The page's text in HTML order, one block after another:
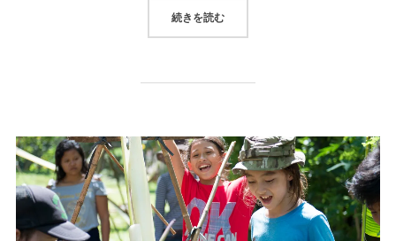
続きを読む“＜ツアー＞ 【催行決定！】